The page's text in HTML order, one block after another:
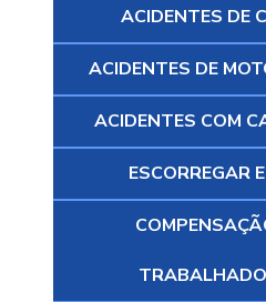
ACIDENTES DE
ACIDENTES DE
ACIDENTES COM
ESCORREGAR